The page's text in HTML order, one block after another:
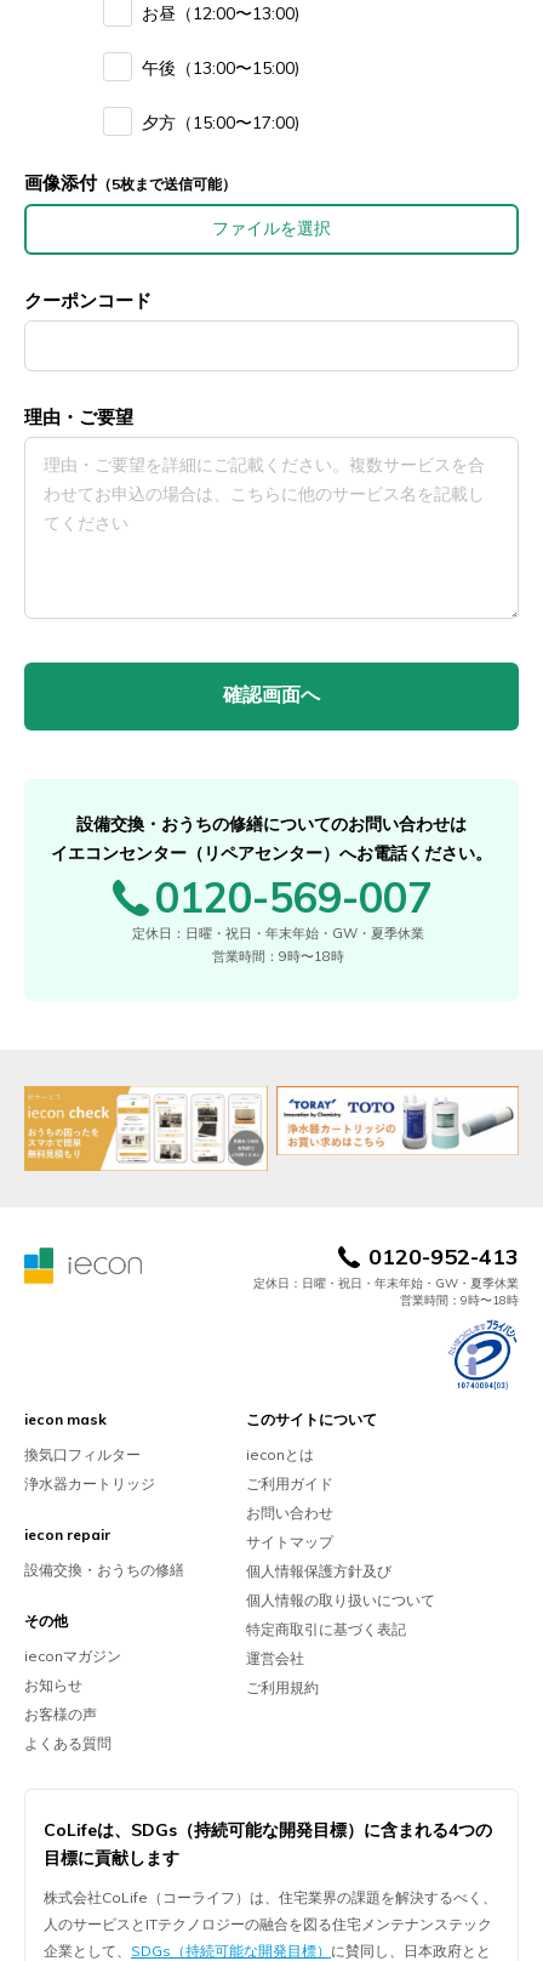
お昼（12:00〜13:00)
午後（13:00〜15:00)
夕方（15:00〜17:00)
画像添付（5枚まで送信可能）
ファイルを選択
クーポンコード
理由・ご要望
設備交換・おうちの修繕についてのお問い合わせは
イエコンセンター（リペアセンター）へお電話ください。
0120-569-007
定休日：日曜・祝日・年末年始・GW・夏季休業
営業時間：9時〜18時
0120-952-413
定休日：日曜・祝日・年末年始・GW・夏季休業
営業時間：9時〜18時
iecon mask
換気口フィルター
浄水器カートリッジ
iecon repair
設備交換・おうちの修繕
その他
ieconマガジン
お知らせ
お客様の声
よくある質問
このサイトについて
ieconとは
ご利用ガイド
お問い合わせ
サイトマップ
個人情報保護方針及び
個人情報の取り扱いについて
特定商取引に基づく表記
運営会社
ご利用規約
CoLifeは、 SDGs（持続可能な開発目標）に含まれる4つの
目標に貢献します
株式会社CoLife（コーライフ）は、住宅業界の課題を解決するべく、
人のサービスとITテクノロジーの融合を図る住宅メンテナンステック
企業として、 SDGs（持続可能な開発目標） に賛同し、日本政府とと